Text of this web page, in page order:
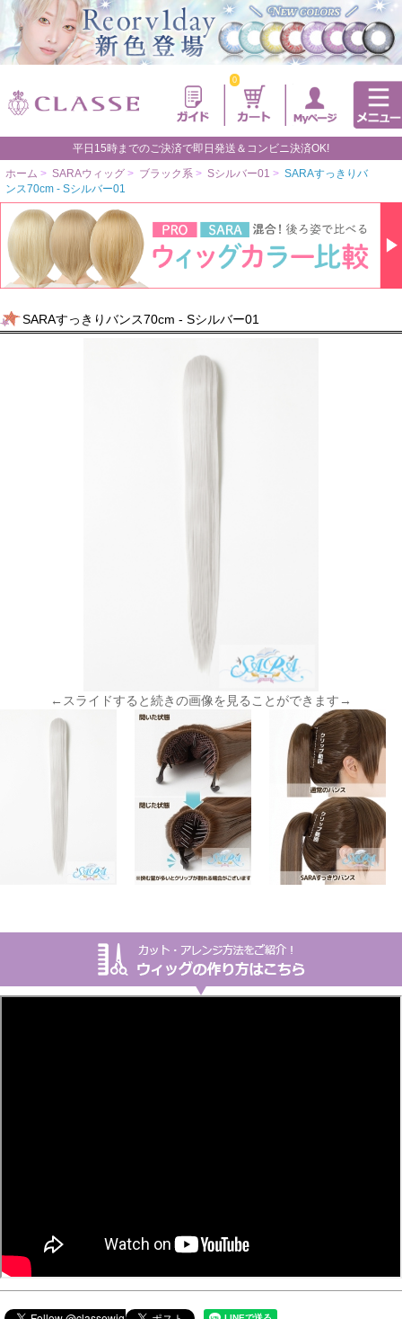
0
平日15時までのご決済で即日発送＆コンビニ決済OK!
ホーム > SARAウィッグ > ブラック系 > Sシルバー01 > SARAすっきりバ
ンス70cm - Sシルバー01
SARAすっきりバンス70cm - Sシルバー01
←スライドすると続きの画像を見ることができます→